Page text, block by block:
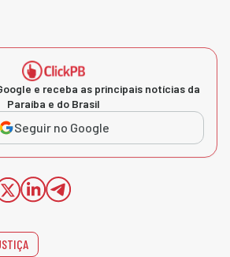
e receba as principais notícias da
Paraíba e do Brasil
Seguir no Google